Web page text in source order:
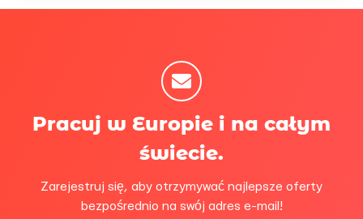
Pracuj w Europie i na całym
świecie.
Zarejestruj się, aby otrzymywać najlepsze oferty
bezpośrednio na swój adres e-mail!